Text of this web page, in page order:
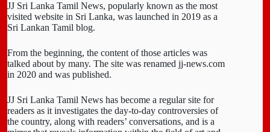
JJ Sri Lanka Tamil News, popularly known as the most
visited website in Sri Lanka, was launched in 2019 as a
Sri Lankan Tamil blog.
From the beginning, the content of those articles was
talked about by many. The site was renamed jj-news.com
in 2020 and was published.
JJ Sri Lanka Tamil News has become a regular site for
readers as it investigates the day-to-day controversies of
the country, along with readers’ conversations, and is a